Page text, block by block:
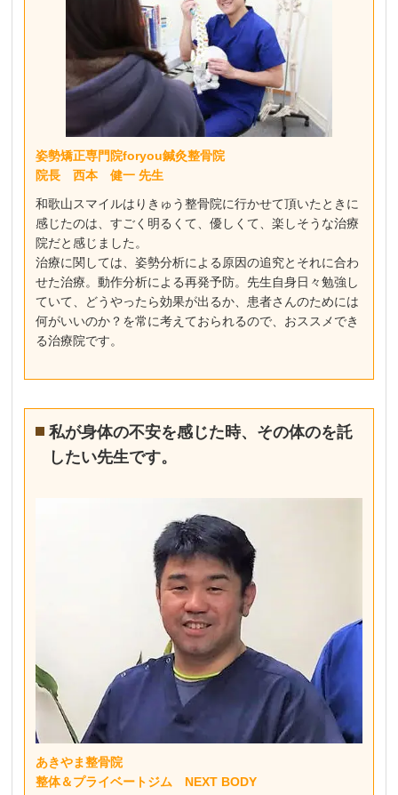
姿勢矯正専門院foryou鍼灸整骨院
院長 西本 健一 先生
和歌山スマイルはりきゅう整骨院に行かせて頂いたときに
感じたのは、すごく明るくて、優しくて、楽しそうな治療
院だと感じました。
治療に関しては、姿勢分析による原因の追究とそれに合わ
せた治療。動作分析による再発予防。先生自身日々勉強し
ていて、どうやったら効果が出るか、患者さんのためには
何がいいのか？を常に考えておられるので、おススメでき
る治療院です。
私が身体の不安を感じた時、その体のを託
したい先生です。
あきやま整骨院
整体＆プライベートジム NEXT BODY